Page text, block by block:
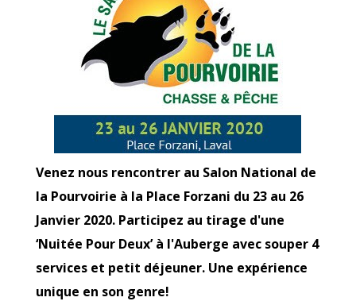
Venez nous rencontrer au Salon National de
la Pourvoirie à la Place Forzani du 23 au 26
Janvier 2020. Participez au tirage d'une
‘Nuitée Pour Deux’ à l'Auberge avec souper 4
services et petit déjeuner. Une expérience
unique en son genre!